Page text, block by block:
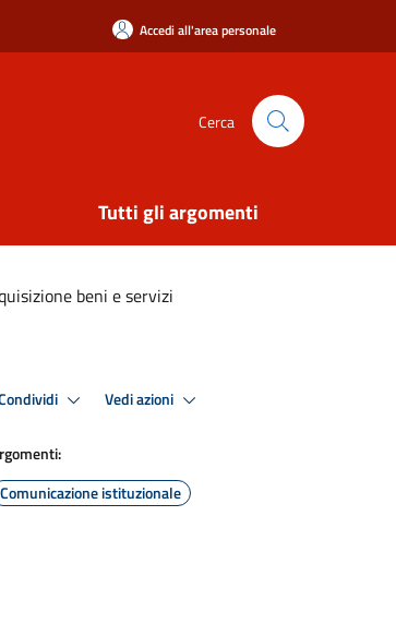
Accedi all'area personale
Cerca
Tutti gli argomenti
beni e servizi
Vedi azioni
Comunicazione istituzionale